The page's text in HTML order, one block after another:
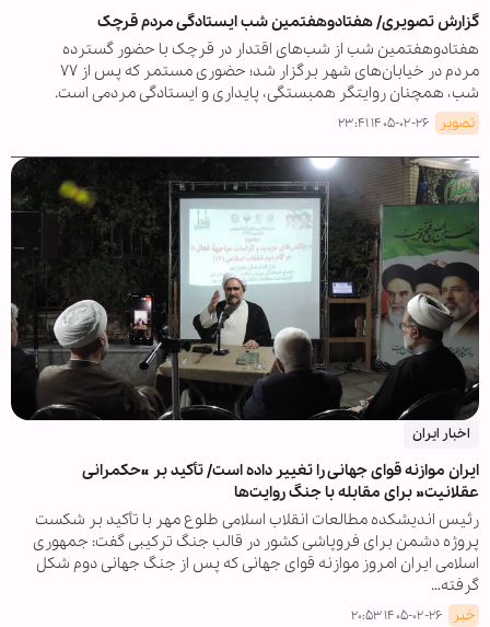
گزارش تصویری/ هفتادوهفتمین شب ایستادگی مردم قرچک
هفتادوهفتمین شب از شب‌های اقتدار در قرچک با حضور گسترده
مردم در خیابان‌های شهر برگزار شد؛ حضوری مستمر که پس از ۷۷
شب، همچنان روایتگر همبستگی، پایداری و ایستادگی مردمی است.
تصویر ۱۴۰۵-۰۲-۲۶ ۲۳:۴۱
اخبار ایران
ایران موازنه قوای جهانی را تغییر داده است/ تأکید بر «حکمرانی
عقلانیت» برای مقابله با جنگ روایت‌ها
رئیس اندیشکده مطالعات انقلاب اسلامی طلوع مهر با تأکید بر شکست
پروژه دشمن برای فروپاشی کشور در قالب جنگ ترکیبی گفت: جمهوری
اسلامی ایران امروز موازنه قوای جهانی که پس از جنگ جهانی دوم شکل
گرفته…
خبر ۱۴۰۵-۰۲-۲۶ ۲۰:۵۳